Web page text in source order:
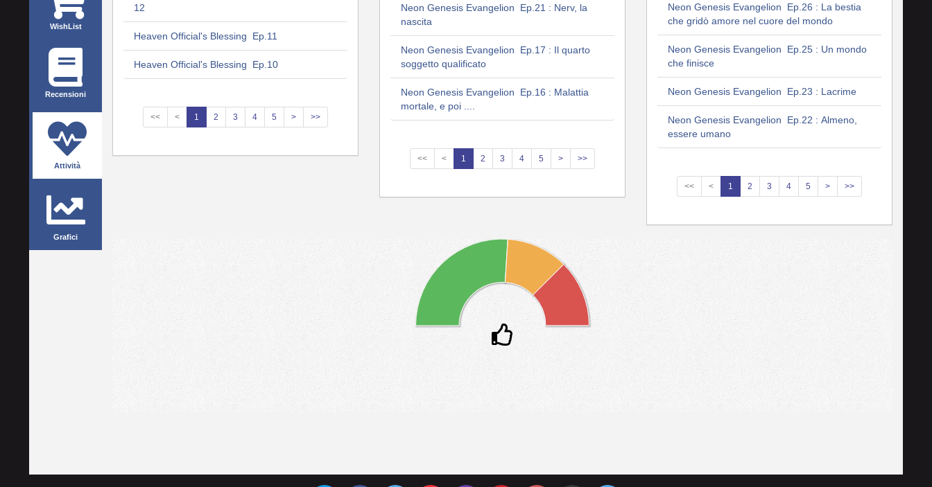
WishList
Recensioni
Attività
Grafici
12
Heaven Official's Blessing Ep.11
Heaven Official's Blessing Ep.10
<< < 1 2 3 4 5 > >>
Neon Genesis Evangelion Ep.21 : Nerv, la
nascita
Neon Genesis Evangelion Ep.17 : Il quarto
soggetto qualificato
Neon Genesis Evangelion Ep.16 : Malattia
mortale, e poi ....
<< < 1 2 3 4 5 > >>
Neon Genesis Evangelion Ep.26 : La bestia
che gridò amore nel cuore del mondo
Neon Genesis Evangelion Ep.25 : Un mondo
che finisce
Neon Genesis Evangelion Ep.23 : Lacrime
Neon Genesis Evangelion Ep.22 : Almeno,
essere umano
<< < 1 2 3 4 5 > >>